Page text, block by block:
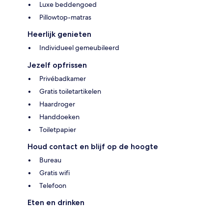
Luxe beddengoed
Pillowtop-matras
Heerlijk genieten
Individueel gemeubileerd
Jezelf opfrissen
Privébadkamer
Gratis toiletartikelen
Haardroger
Handdoeken
Toiletpapier
Houd contact en blijf op de hoogte
Bureau
Gratis wifi
Telefoon
Eten en drinken